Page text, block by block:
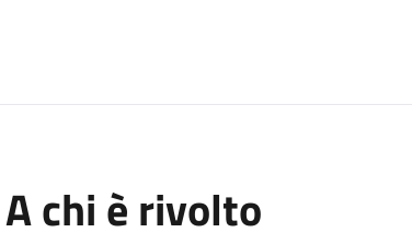
A chi è rivolto